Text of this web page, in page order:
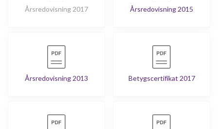
Årsredovisning 2017 Årsredovisning 2015
Årsredovisning 2013 Betygscertifikat 2017